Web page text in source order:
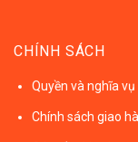
CHÍNH SÁCH
Quyền và nghĩa
Chính sách giao